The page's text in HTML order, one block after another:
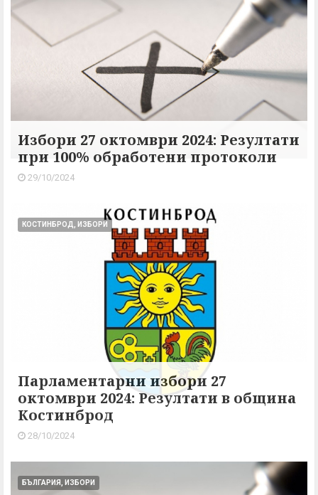
Избори 27 октомври 2024: Резултати
при 100% обработени протоколи
29/10/2024
КОСТИНБРОД, ИЗБОРИ
Парламентарни избори 27
октомври 2024: Резултати в община
Костинброд
28/10/2024
БЪЛГАРИЯ, ИЗБОРИ